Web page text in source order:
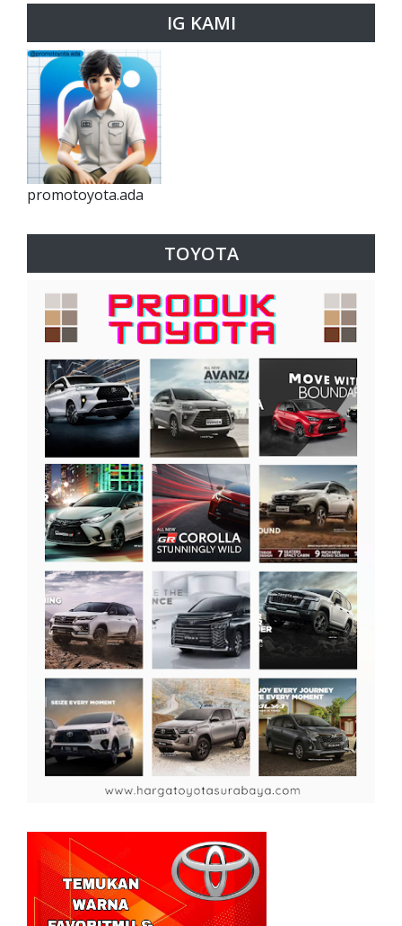
IG KAMI
promotoyota.ada
TOYOTA